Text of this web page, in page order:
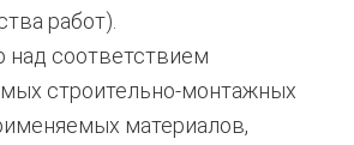
работ).
над соответствием
строительно-монтажных
материалов,